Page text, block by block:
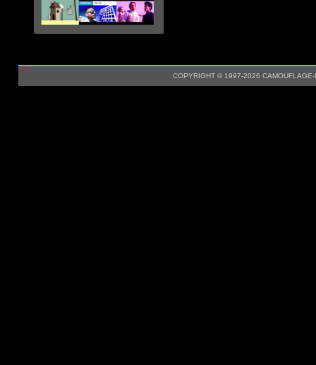
COPYRIGHT © 1997-2026 CAMOUFLAGE-